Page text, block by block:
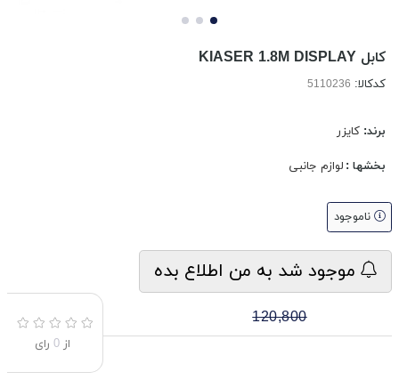
کابل KIASER 1.8M DISPLAY
کدکالا:
برند: کایزر
بخشها : لوازم جانبی
ناموجود
موجود شد به من اطلاع بده
120,800
از 0 رای